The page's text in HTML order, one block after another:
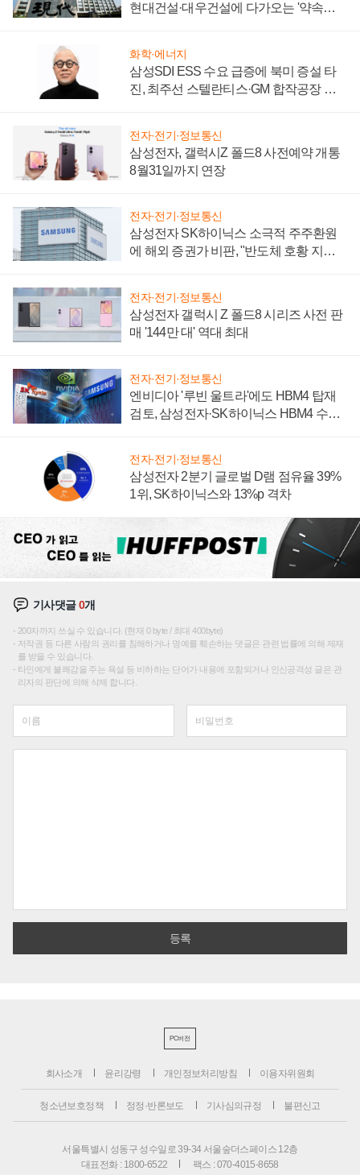
현대건설·대우건설에 다가오는 '약속의
화학·에너지
삼성SDI ESS 수요 급증에 북미 증설 타
진, 최주선 스텔란티스·GM 합작공장 건
전자·전기·정보통신
삼성전자, 갤럭시Z 폴드8 사전예약 개통
8월31일까지 연장
전자·전기·정보통신
삼성전자 SK하이닉스 소극적 주주환원
에 해외 증권가 비판, "반도체 호황 지속
전자·전기·정보통신
삼성전자 갤럭시 Z 폴드8 시리즈 사전 판
매 '144만 대' 역대 최대
전자·전기·정보통신
엔비디아 '루빈 울트라'에도 HBM4 탑재
검토, 삼성전자·SK하이닉스 HBM4 수율
전자·전기·정보통신
삼성전자 2분기 글로벌 D램 점유율 39%
1위, SK하이닉스와 13%p 격차
기사댓글0개
200자까지 쓰실 수 있습니다. (현재 0 byte / 최대 400byte)
저작권 등 다른 사람의 권리를 침해하거나 명예를 훼손하는 댓글은 관련 법률에 의해 제재
를 받을 수 있습니다.
타인에게 불쾌감을 주는 욕설 등 비하하는 단어가 내용에 포함되거나 인신공격성 글은 관
리자의 판단에 의해 삭제 합니다.
PC버전
회사소개 윤리강령 개인정보처리방침 이용자위원회
청소년보호정책 정정·반론보도 기사심의규정 불편신고
서울특별시 성동구 성수일로 39-34 서울숲더스페이스 12층
대표전화 : 1800-6522
팩스 : 070-4015-8658